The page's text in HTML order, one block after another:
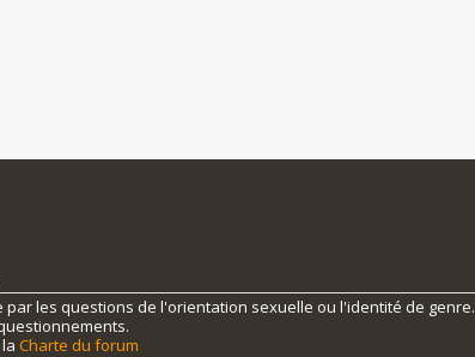
les questions de l'orientation sexuelle ou l'identité de genre.
Charte du forum